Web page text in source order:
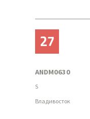
27
ANDM0630
S
Владивосток